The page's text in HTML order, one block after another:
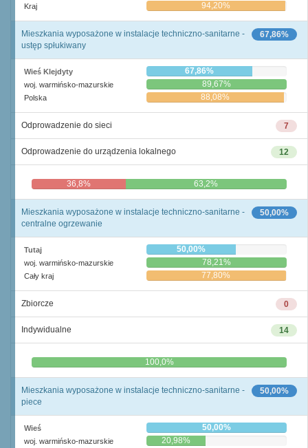
Kraj 94,20%
67,86%
Mieszkania wyposażone w instalacje techniczno-sanitarne -
ustęp spłukiwany
Wieś Klejdyty 67,86%
woj. warmińsko-mazurskie 89,67%
Polska 88,08%
7
Odprowadzenie do sieci
12
Odprowadzenie do urządzenia lokalnego
36,8% 63,2%
50,00%
Mieszkania wyposażone w instalacje techniczno-sanitarne -
centralne ogrzewanie
Tutaj 50,00%
woj. warmińsko-mazurskie 78,21%
Cały kraj 77,80%
0
Zbiorcze
14
Indywidualne
0,0% 100,0%
50,00%
Mieszkania wyposażone w instalacje techniczno-sanitarne -
piece
Wieś 50,00%
woj. warmińsko-mazurskie 20,98%